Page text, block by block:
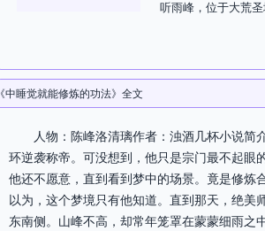
听雨峰，位于大荒
《中睡觉就能修炼的功法》全文
人物：陈峰洛清璃作者：浊酒几杯小说
环逆袭称帝。可没想到，他只是宗门最不起眼
他还不愿意，直到看到梦中的场景。竟是修炼
以为，这个梦境只有他知道。直到那天，
东南侧。山峰不高，却常年笼罩在蒙蒙细雨之